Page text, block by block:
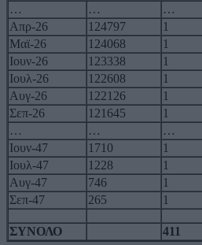
… … …
Απρ-26
124797 1
Μαϊ-26
124068 1
Ιουν-26
123338 1
Ιουλ-26
122608 1
Αυγ-26
122126 1
Σεπ-26
121645 1
…
… …
Ιουν-47
1710 1
Ιουλ-47
1228 1
Αυγ-47
746 1
Σεπ-47
265 1
ΣΥΝΟΛΟ 411